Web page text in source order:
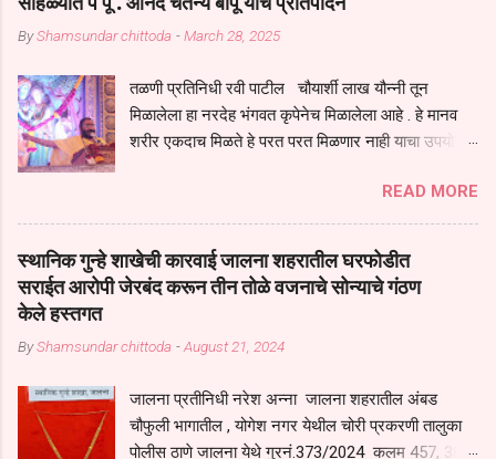
आधार आपल्याला घ्यावाच लागेल महामारीच्या काळात वारकरी सप्रदायच खूप मोठा
आधार आहे सध्य स्थितीत मानव जातीची मानसीक अवस्था सक्षम असणे गरजेचे आहे
सगळ्याना करून दीली आहे मनुष्याच्या आयुष्यातील नामसाधना ही त्याच्यासाठी खूप
मोठा आधार असते परतू आज काल तीच साधना करण्याचा आळस आ...
ByShamsundar chittoda -March 28, 2025
तळणी प्रतिनिधी रवी पाटील चौयार्शी लाख यौन्नी तून
मिळालेला हा नरदेह भंगवत कृपेनेच मिळालेला आहे . हे मानव
शरीर एकदाच मिळते हे परत परत मिळणार नाही याचा उपयोग
संचय सारखे असतील तेव्हाच मनुष्य जन्म मिळतो . . परतू
पुण्याचा संचय जर जास्त असेल तर तुम्हाला स्वर्गातील देवत्व
प्राप्त झाल्याशिवाय राहणार नाही . मानव शरीर हे हिर्यापेक्षा
अनमोल आहे त्या शरिराला इंतर सुंगधाचे व्यसन लागण्यापेक्षा
भगवत भंक्ती चे व व्यसन लावा म्हणजे या नरदेहाचा उपयोग
ही पुण्यवानालाच होत असते . भगवंताच्या भजनाने या नरदेहाचा
प्रतिपादन प पू चेतन्य बापू याचे कृपा पात्र शिष्य आनंद चैतन्य
बापू यांनी तळणी येथून जवळच असलेल्या बेलोरा येथे केले तीन
READ MORE
स्थानिक गुन्हे शाखेची कारवाई जालना शहरातील घरफोडीत
सराईत आरोपी जेरबंद करून तीन तोळे वजनाचे सोन्याचे गंठण
केले हस्तगत
ByShamsundar chittoda -August 21, 2024
जालना प्रतीनिधी नरेश अन्ना जालना शहरातील अंबड
चौफुली भागातील , योगेश नगर येथील चोरी प्रकरणी तालुका
पोलीस ठाणे जालना येथे गुरनं.373/2024 कलम 457, 380